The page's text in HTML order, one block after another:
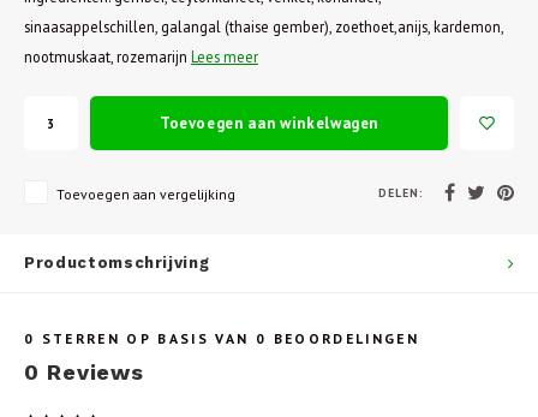
sinaasappelschillen, galangal (thaise gember), zoethoet,anijs, kardemon,
nootmuskaat, rozemarijn Lees meer
Toevoegen aan winkelwagen
Toevoegen aan vergelijking DELEN:
Productomschrijving
0 STERREN OP BASIS VAN 0 BEOORDELINGEN
0 Reviews